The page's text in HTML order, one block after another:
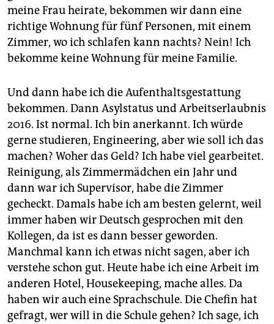
meine Frau heirate, bekommen wir dann eine
richtige Wohnung für fünf Personen, mit einem
Zimmer, wo ich schlafen kann nachts? Nein! Ich
bekomme keine Wohnung für meine Familie.
Und dann habe ich die Aufenthaltsgestattung
bekommen. Dann Asylstatus und Arbeitserlaubnis
2016. Ist normal. Ich bin anerkannt. Ich würde
gerne studieren, Engineering, aber wie soll ich das
machen? Woher das Geld? Ich habe viel gearbeitet.
Reinigung, als Zimmermädchen ein Jahr und
dann war ich Supervisor, habe die Zimmer
gecheckt. Damals habe ich am besten gelernt, weil
immer haben wir Deutsch gesprochen mit den
Kollegen, da ist es dann besser geworden.
Manchmal kann ich etwas nicht sagen, aber ich
verstehe schon gut. Heute habe ich eine Arbeit im
anderen Hotel, Housekeeping, mache alles. Da
haben wir auch eine Sprachschule. Die Chefin hat
gefragt, wer will in die Schule gehen? Ich sage, ich